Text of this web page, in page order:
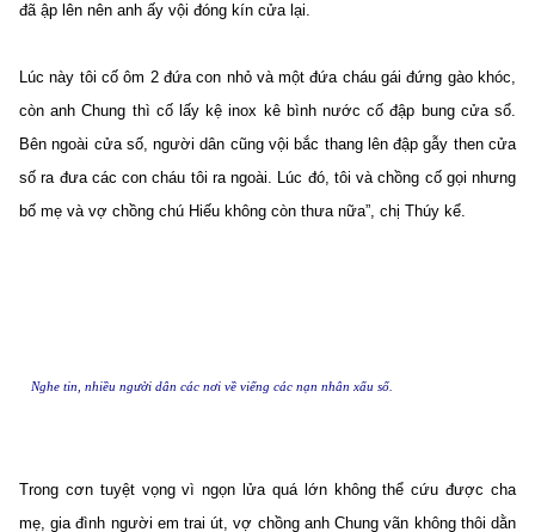
đã ập lên nên anh ấy vội đóng kín cửa lại.
Lúc này tôi cố ôm 2 đứa con nhỏ và một đứa cháu gái đứng gào khóc,
còn anh Chung thì cố lấy kệ inox kê bình nước cố đập bung cửa sổ.
Bên ngoài cửa số, người dân cũng vội bắc thang lên đập gẫy then cửa
số ra đưa các con cháu tôi ra ngoài. Lúc đó, tôi và chồng cố gọi nhưng
bố mẹ và vợ chồng chú Hiếu không còn thưa nữa”, chị Thúy kể.
Nghe tin, nhiều người dân các nơi về viếng các nạn nhân xấu số.
Trong cơn tuyệt vọng vì ngọn lửa quá lớn không thể cứu được cha
mẹ, gia đình người em trai út, vợ chồng anh Chung vãn không thôi dằn